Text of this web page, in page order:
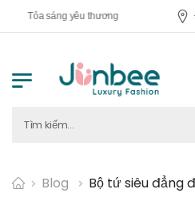
Tỏa sáng yêu thương
Blog Bộ tứ siêu đẳng